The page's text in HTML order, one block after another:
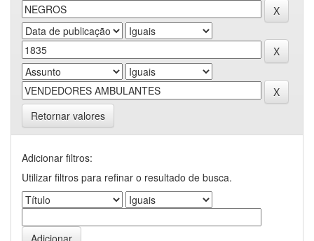
Retornar valores
Adicionar filtros:
Utilizar filtros para refinar o resultado de busca.